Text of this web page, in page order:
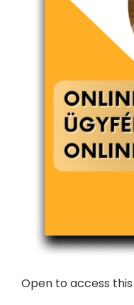
Open to access